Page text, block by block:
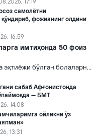
17:19
самолётни
қўндириб, фожианинг олдини
16:59
имтиҳонда 50 фоиз
эҳтиёжи бўлган болаларни
қамраб олиш тизимини
чора-тадбирлар
таълим соҳасида қатор
сабаб Афғонистонда
— БМТ
14:08
ойликни ўз
13:31